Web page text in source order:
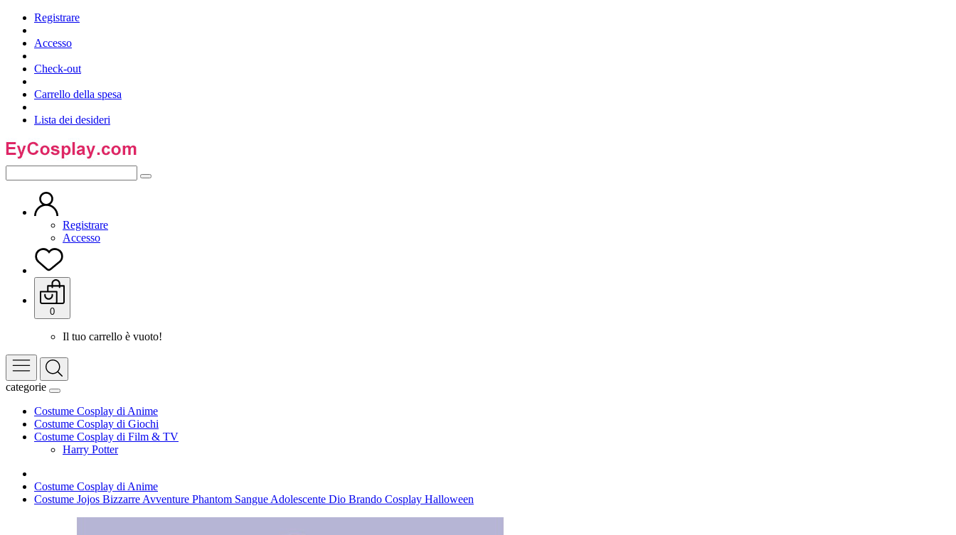
Registrare
Accesso
Check-out
Carrello della spesa
Lista dei desideri
Registrare
Accesso
0
Il tuo carrello è vuoto!
categorie
Costume Cosplay di Anime
Costume Cosplay di Giochi
Costume Cosplay di Film & TV
Harry Potter
Costume Cosplay di Anime
Costume Jojos Bizzarre Avventure Phantom Sangue Adolescente Dio Brando Cosplay Halloween